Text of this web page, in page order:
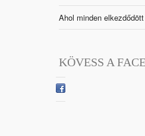
Ahol minden elkezdődött
KÖVESS A